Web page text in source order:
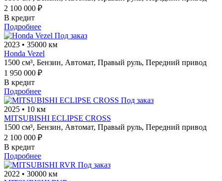
2 100 000 ₽
В кредит
Подробнее
Под заказ
2023 • 35000 км
Honda Vezel
1500 см³, Бензин, Автомат, Правый руль, Передний привод
1 950 000 ₽
В кредит
Подробнее
Под заказ
2025 • 10 км
MITSUBISHI ECLIPSE CROSS
1500 см³, Бензин, Автомат, Правый руль, Передний привод
2 100 000 ₽
В кредит
Подробнее
Под заказ
2022 • 30000 км